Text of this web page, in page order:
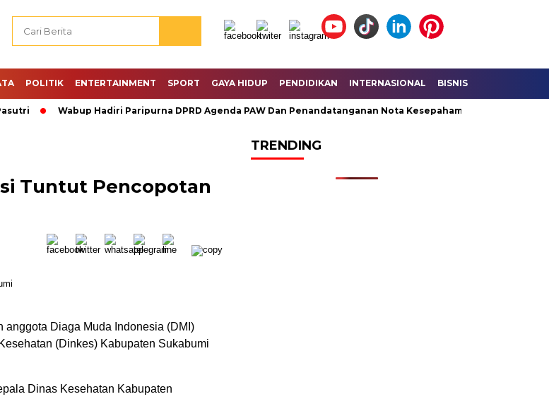
POLITIK ENTERTAINMENT SPORT GAYA HIDUP PENDIDIKAN INTERNASIONAL BISNIS
Wabup Hadiri Paripurna DPRD Agenda PAW Dan Penandatanganan Nota Kesepahaman KUA – PPAS
Tuntut Pencopotan
Diaga Muda Indonesia (DMI)
(Dinkes) Kabupaten Sukabumi
Dinas Kesehatan Kabupaten
TRENDING